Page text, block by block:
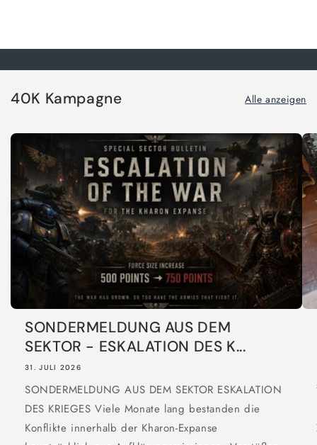
40K Kampagne Alle anzeigen
SONDERMELDUNG AUS DEM
SEKTOR - ESKALATION DES K...
31. JULI 2026
SONDERMELDUNG AUS DEM SEKTOR ESKALATION
DES KRIEGES Viele Monate lang bestanden die
Konflikte innerhalb der Kharon-Expanse